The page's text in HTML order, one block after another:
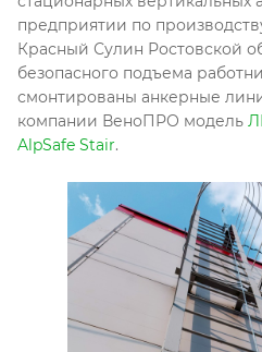
предприятии по
Красный Сулин Ростовской
безопасного подъема
смонтированы анкерные
компании ВеноПРО модель
AlpSafe Stair.